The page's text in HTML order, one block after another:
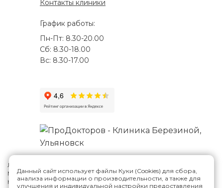
Контакты клиники
График работы:
Пн-Пт: 8.30-20.00
Сб: 8.30-18.00
Вс: 8.30-17.00
Лицензия №Л041-01188-73/00287807
Многопрофильная клиника Н.Березиной в Ульяновске © 2026
Карта сайта
Данный сайт использует файлы Куки (Cookies) для сбора,
анализа информации о производительности, а также для
улучшения и индивидуальной настройки предоставления